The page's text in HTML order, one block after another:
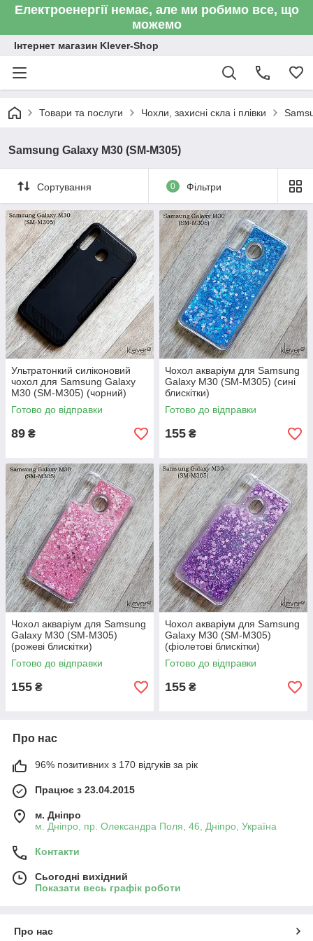
Електроенергії немає, але ми робимо все, що
можемо
Інтернет магазин Klever-Shop
Товари та послуги Чохли, захисні скла і плівки
Samsung Galaxy M30 (SM-M305)
Сортування 0 Фільтри
Ультратонкий силіконовий
чохол для Samsung Galaxy
M30 (SM-M305) (чорний)
Готово до відправки
89 ₴
Чохол акваріум для Samsung
Galaxy M30 (SM-M305) (сині
блискітки)
Готово до відправки
155 ₴
Чохол акваріум для Samsung
Galaxy M30 (SM-M305)
(рожеві блискітки)
Готово до відправки
155 ₴
Чохол акваріум для Samsung
Galaxy M30 (SM-M305)
(фіолетові блискітки)
Готово до відправки
155 ₴
Про нас
96% позитивних з 170 відгуків за рік
Працює з 23.04.2015
м. Дніпро
м. Дніпро, пр. Олександра Поля, 46, Дніпро, Україна
Контакти
Сьогодні вихідний
Показати весь графік роботи
Про нас